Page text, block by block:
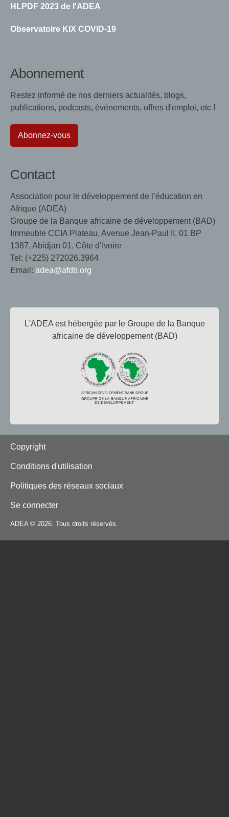
HLPDF 2023 de l'ADEA
Observatoire KIX COVID-19
Abonnement
Restez informé de nos derniers actualités, blogs,
publications, podcasts, événements, offres d'emploi, etc !
Abonnez-vous
Contact
Association pour le développement de l’éducation en
Afrique (ADEA)
Groupe de la Banque africaine de développement (BAD)
Immeuble CCIA Plateau, Avenue Jean-Paul II, 01 BP
1387, Abidjan 01, Côte d’Ivoire
Tel: (+225) 272026.3964
Email: adea@afdb.org
L'ADEA est hébergée par le Groupe de la Banque
africaine de développement (BAD)
Footer
Copyright
Conditions d'utilisation
Politiques des réseaux sociaux
Se connecter
ADEA © 2026. Tous droits réservés.